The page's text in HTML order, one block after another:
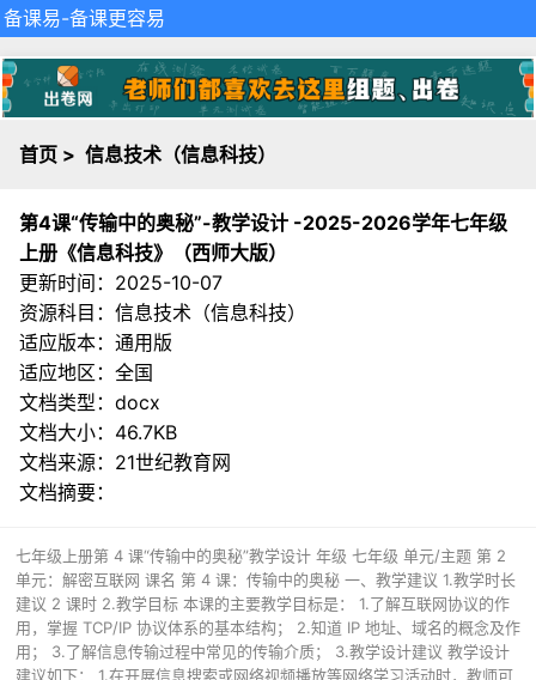
备课易-备课更容易
首页 > 信息技术（信息科技）
第4课“传输中的奥秘”-教学设计 -2025-2026学年七年级
上册《信息科技》（西师大版）
更新时间：2025-10-07
资源科目：信息技术（信息科技）
适应版本：通用版
适应地区：全国
文档类型：docx
文档大小：46.7KB
文档来源： 21世纪教育网
文档摘要：
七年级上册第 4 课“传输中的奥秘”教学设计 年级 七年级 单元/主题 第 2
单元：解密互联网 课名 第 4 课：传输中的奥秘 一、教学建议 1.教学时长
建议 2 课时 2.教学目标 本课的主要教学目标是： 1.了解互联网协议的作
用，掌握 TCP/IP 协议体系的基本结构； 2.知道 IP 地址、域名的概念及作
用； 3.了解信息传输过程中常见的传输介质； 3.教学设计建议 教学设计
建议如下： 1.在开展信息搜索或网络视频播放等网络学习活动时，教师可